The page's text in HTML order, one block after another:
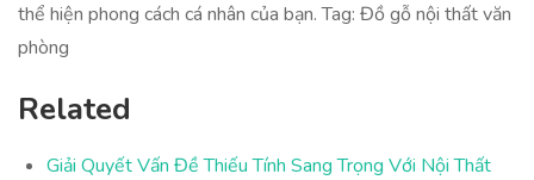
thể hiện phong cách cá nhân của bạn. Tag: Đồ gỗ nội thất văn
phòng
Related
Giải Quyết Vấn Đề Thiếu Tính Sang Trọng Với Nội Thất